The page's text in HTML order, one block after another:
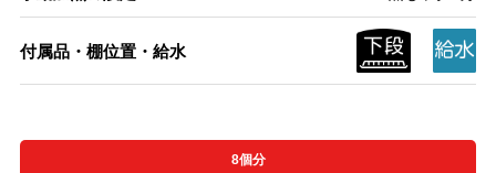
付属品・棚位置・給水
8個分